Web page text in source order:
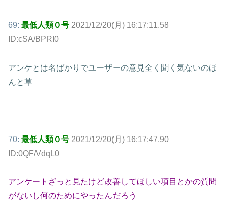
69: 最低人類０号 2021/12/20(月) 16:17:11.58
ID:cSA/BPRI0
アンケとは名ばかりでユーザーの意見全く聞く気ないのほ
んと草
70: 最低人類０号 2021/12/20(月) 16:17:47.90
ID:0QF/VdqL0
アンケートざっと見たけど改善してほしい項目とかの質問
がないし何のためにやったんだろう